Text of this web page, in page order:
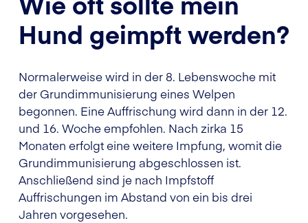
Hund geimpft werden?
Normalerweise wird in der 8. Lebenswoche mit
der Grundimmunisierung eines Welpen
begonnen. Eine Auffrischung wird dann in der 12.
und 16. Woche empfohlen. Nach zirka 15
Monaten erfolgt eine weitere Impfung, womit die
Grundimmunisierung abgeschlossen ist.
Anschließend sind je nach Impfstoff
Auffrischungen im Abstand von ein bis drei
Jahren vorgesehen.